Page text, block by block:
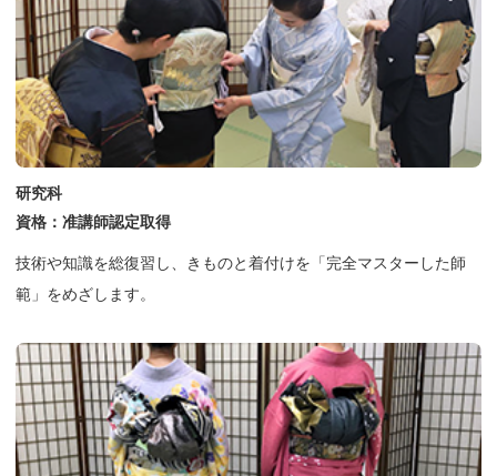
研究科
資格：准講師認定取得
技術や知識を総復習し、きものと着付けを「完全マスターした師
範」をめざします。